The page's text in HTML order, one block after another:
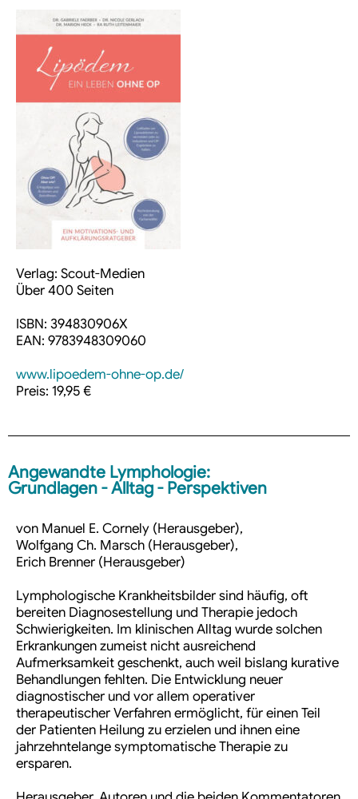
Verlag: Scout-Medien
Über 400 Seiten
ISBN: 394830906X
EAN: 9783948309060
www.lipoedem-ohne-op.de/
Preis: 19,95 €
Angewandte Lymphologie:
Grundlagen - Alltag - Perspektiven
von Manuel E. Cornely (Herausgeber),
Wolfgang Ch. Marsch (Herausgeber),
Erich Brenner (Herausgeber)
Lymphologische Krankheitsbilder sind häufig, oft
bereiten Diagnosestellung und Therapie jedoch
Schwierigkeiten. Im klinischen Alltag wurde solchen
Erkrankungen zumeist nicht ausreichend
Aufmerksamkeit geschenkt, auch weil bislang kurative
Behandlungen fehlten. Die Entwicklung neuer
diagnostischer und vor allem operativer
therapeutischer Verfahren ermöglicht, für einen Teil
der Patienten Heilung zu erzielen und ihnen eine
jahrzehntelange symptomatische Therapie zu
ersparen.